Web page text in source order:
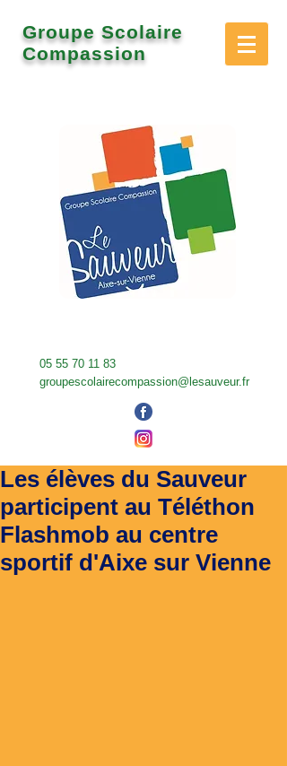
Groupe Scolaire
Compassion
05 55 70 11 83
groupescolairecompassion@lesauveur.fr
Les élèves du Sauveur
participent au Téléthon
Flashmob au centre
sportif d'Aixe sur Vienne